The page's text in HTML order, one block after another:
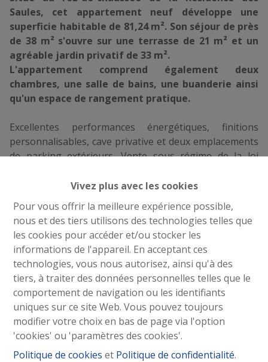
Vivez plus avec les cookies
Pour vous offrir la meilleure expérience possible,
nous et des tiers utilisons des technologies telles que
les cookies pour accéder et/ou stocker les
informations de l'appareil. En acceptant ces
technologies, vous nous autorisez, ainsi qu'à des
tiers, à traiter des données personnelles telles que le
comportement de navigation ou les identifiants
uniques sur ce site Web. Vous pouvez toujours
modifier votre choix en bas de page via l'option
'cookies' ou 'paramètres des cookies'.
Politique de cookies et Politique de confidentialité.
Saules, cet appartement neuf développe une
superficie habitable de 81,24 m². Son séjour de près
de 38 m² s'ouvre sur une terrasse de 21 m² et un
agréable jardin privatif de 33 m².
L'appartement comprend également deux
chambres, une salle de bains, une buanderie ainsi
qu'un espace de rangement pratique.
Excellentes performances énergétiques, finitions
personnalisables, cave privative et deux emplacements
de parking extérieurs. Vente sous régime de la loi
Partager
Général
Adresse